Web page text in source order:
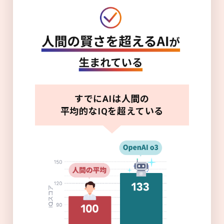
すでにAIは人間の
平均的なIQを超えている